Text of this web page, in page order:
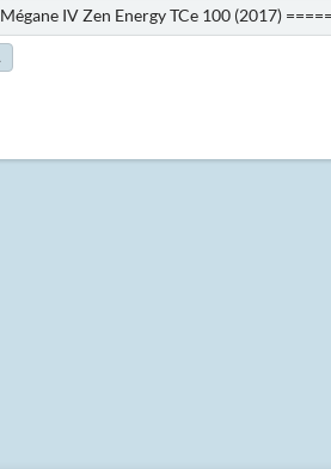
IV Zen Energy TCe 100 (2017)